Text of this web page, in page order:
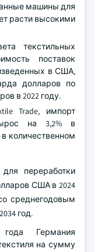
машины для
расти высокими
текстильных
поставок
в США,
долларов по
в 2022 году.
Trade, импорт
на 3,2% в
количественном
переработки
США в 2024
среднегодовым
год.
Германия
на сумму